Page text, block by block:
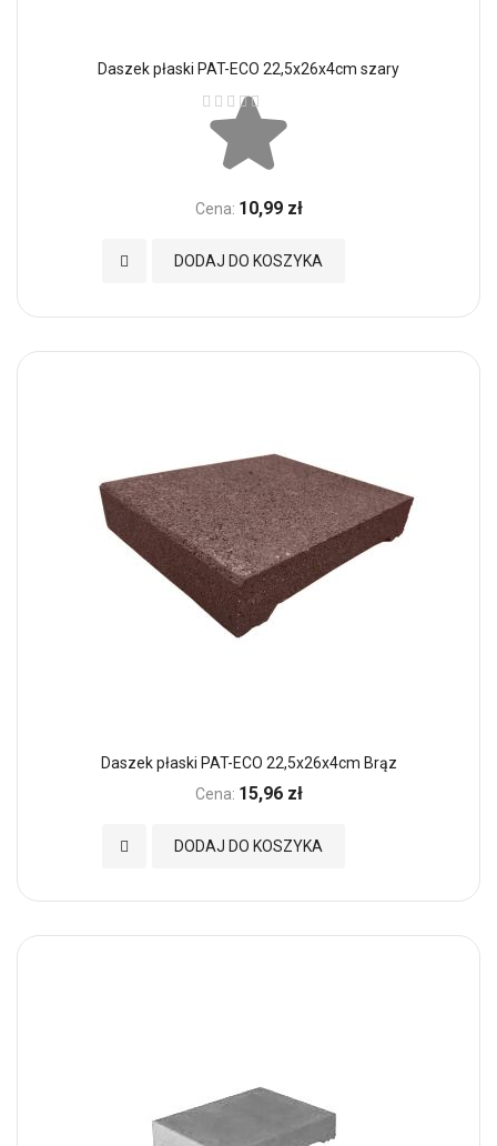
Daszek płaski PAT-ECO 22,5x26x4cm szary
Ocena:
Cena: 10,99 zł
DODAJ DO KOSZYKA
Dodaj do Ulubionych
Daszek płaski PAT-ECO 22,5x26x4cm Brąz
Cena: 15,96 zł
DODAJ DO KOSZYKA
Dodaj do Ulubionych